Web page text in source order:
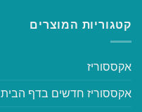
קטגוריות המוצרים
אקססוריז
אקססוריז חדשים בדף הבית